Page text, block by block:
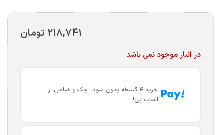
۲۱۸,۷۴۱ تومان
در انبار موجود نمی باشد
خرید 4 قسطه بدون سود، چک و ضامن از
اسنپ پی!